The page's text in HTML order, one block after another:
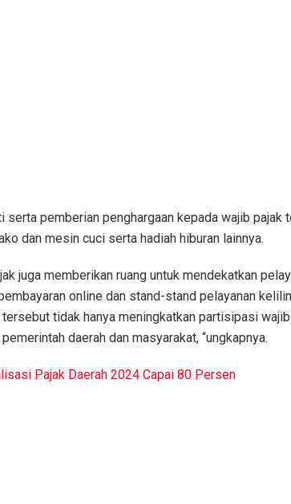
serta pemberian penghargaan kepada wajib pajak
dan mesin cuci serta hadiah hiburan lainnya.
juga memberikan ruang untuk mendekatkan
online dan stand-stand pelayanan
tidak hanya meningkatkan partisipasi
daerah dan masyarakat, “ungkapnya.
Pajak Daerah 2024 Capai 80 Persen